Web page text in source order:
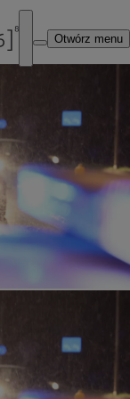
Otwórz menu